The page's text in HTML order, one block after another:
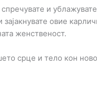
спречувате и
овие
женственост.
срце и тело кон